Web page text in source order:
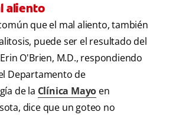
aliento
que el mal aliento, también
puede ser el resultado del
O'Brien, M.D., respondiendo
Departamento de
de la Clínica Mayo en
dice que un goteo no